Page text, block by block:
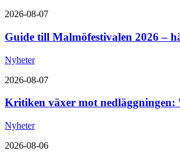
2026-08-07
Guide till Malmöfestivalen 2026 –
Nyheter
2026-08-07
Kritiken växer mot
Nyheter
2026-08-06